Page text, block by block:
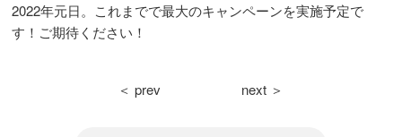
2022年元日。これまでで最大のキャンペーンを実施予定で
す！ご期待ください！
＜ prev next ＞